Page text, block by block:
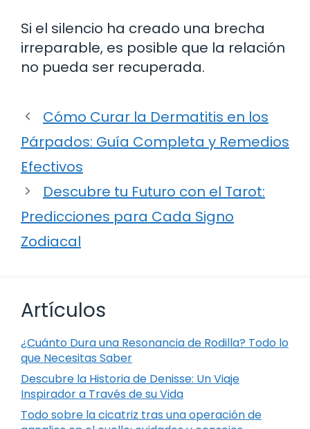
Si el silencio ha creado una brecha
irreparable, es posible que la relación
no pueda ser recuperada.
Cómo Curar la Dermatitis en los
Párpados: Guía Completa y Remedios
Efectivos
Descubre tu Futuro con el Tarot:
Predicciones para Cada Signo
Zodiacal
Artículos
¿Cuánto Dura una Resonancia de Rodilla? Todo lo
que Necesitas Saber
Descubre la Historia de Denisse: Un Viaje
Inspirador a Través de su Vida
Todo sobre la cicatriz tras una operación de